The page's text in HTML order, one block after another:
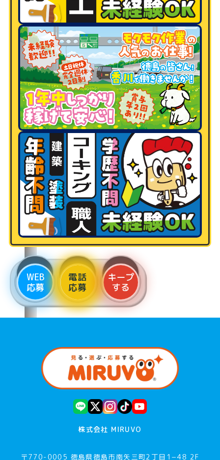
WEB
応募
電話
応募
キープ
する
株式会社 MIRUVO
〒770-0005 徳島県徳島市南矢三町2丁目1−48 2F